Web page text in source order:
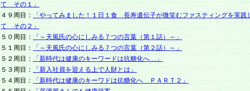
て その１」
４９周目：
「やってみました！１日１食 長寿遺伝子が微笑むファスティングを実践
て その２」
５０周目：
「～天風氏の心にしみる７つの言葉（第１話）～」
５１周目：
「～天風氏の心にしみる７つの言葉（第２話）～」
５２周目：
「新時代は健康のキーワードは抗糖化へ…」
５３周目：
「新入社員を迎える上で人財とは」
５４周目：
「新時代は健康のキーワドは抗糖化へ ＰＡＲＴ２」